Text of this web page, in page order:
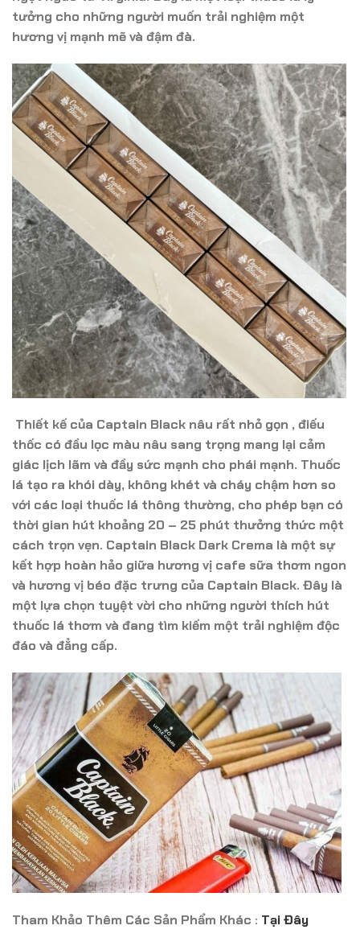
tưởng cho những người muốn trải nghiệm một
hương vị mạnh mẽ và đậm đà.
Thiết kế của Captain Black nâu rất nhỏ gọn , điếu
thốc có đầu lọc màu nâu sang trọng mang lại cảm
giác lịch lãm và đầy sức mạnh cho phái mạnh. Thuốc
lá tạo ra khói dày, không khét và cháy chậm hơn so
với các loại thuốc lá thông thường, cho phép bạn có
thời gian hút khoảng 20 – 25 phút thưởng thức một
cách trọn vẹn. Captain Black Dark Crema là một sự
kết hợp hoàn hảo giữa hương vị cafe sữa thơm ngon
và hương vị béo đặc trưng của Captain Black. Đây là
một lựa chọn tuyệt vời cho những người thích hút
thuốc lá thơm và đang tìm kiếm một trải nghiệm độc
đáo và đẳng cấp.
Tham Khảo Thêm Các Sản Phẩm Khác : Tại Đây